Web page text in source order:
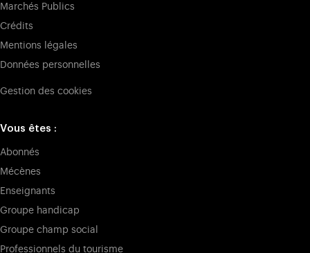
Marchés Publics
Crédits
Mentions légales
Données personnelles
Gestion des cookies
Vous êtes :
Abonnés
Mécènes
Enseignants
Groupe handicap
Groupe champ social
Professionnels du tourisme